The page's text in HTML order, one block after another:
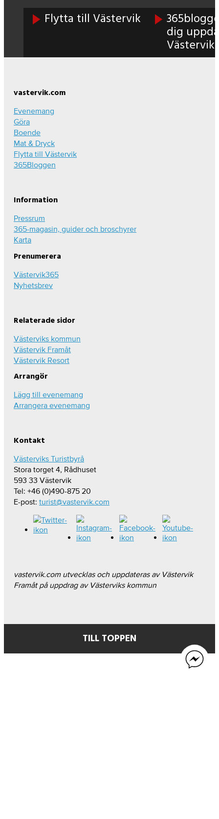
Flytta till Västervik
dig
Västervik
Footer
vastervik.com
Evenemang
Göra
Boende
Mat & Dryck
Flytta till Västervik
365Bloggen
Information
Pressrum
365-magasin, guider och broschyrer
Karta
Prenumerera
Västervik365
Nyhetsbrev
Relaterade sidor
Västerviks kommun
Västervik Framåt
Västervik Resort
Arrangör
Lägg till evenemang
Arrangera evenemang
Kontakt
Västerviks Turistbyrå
Stora torget 4, Rådhuset
593 33 Västervik
Tel: +46 (0)490-875 20
E-post: turist@vastervik.com
vastervik.com utvecklas och uppdateras av Västervik
Framåt på uppdrag av Västerviks kommun
TILL TOPPEN